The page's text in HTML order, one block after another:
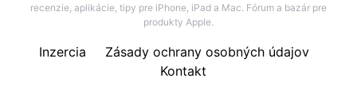
recenzie, aplikácie, tipy pre iPhone, iPad a Mac. Fórum a bazár pre
produkty Apple.
Inzercia
Zásady ochrany osobných údajov
Kontakt